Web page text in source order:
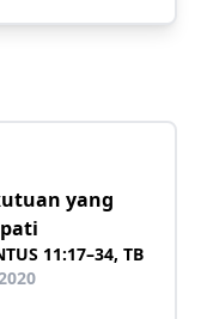
yang
11:17–34, TB